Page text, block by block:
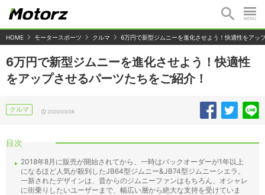
HOME モータースポーツ クルマ 6万円で新型ジムニーを進化させよう！快適性をアッ
6万円で新型ジムニーを進化させよう！快適性
をアップさせるパーツたちをご紹介！
クルマ 2020/03/08
目次
2018年8月に販売が開始されてから、一時はバックオーダーが1年以上
になるほど人気が殺到したJB64型ジムニー&JB74型ジムニーシエラ。
一新されたデザインは、昔からのジムニーファンはもちろん、オシャレ
に街乗りしたいユーザーまで、幅広い層から絶大な支持を受けていま